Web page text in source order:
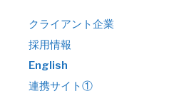
クライアント企業
採用情報
English
連携サイト①